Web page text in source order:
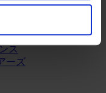
information see
ン
ス
ーズ